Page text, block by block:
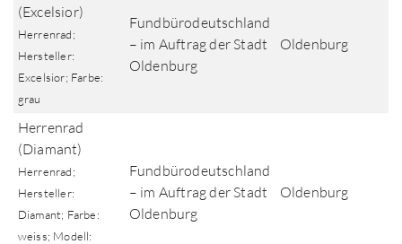
(Excelsior)
Herrenrad;
Hersteller:
Excelsior; Farbe:
grau
Fundbürodeutschland
– im Auftrag der Stadt
Oldenburg
Oldenburg
Herrenrad
(Diamant)
Herrenrad;
Hersteller:
Diamant; Farbe:
weiss; Modell:
Fundbürodeutschland
– im Auftrag der Stadt
Oldenburg
Oldenburg